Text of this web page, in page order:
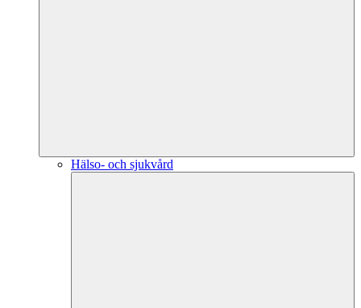
Hälso- och sjukvård